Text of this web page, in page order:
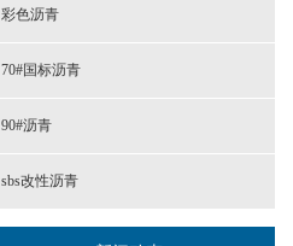
彩色沥青
70#国标沥青
90#沥青
sbs改性沥青